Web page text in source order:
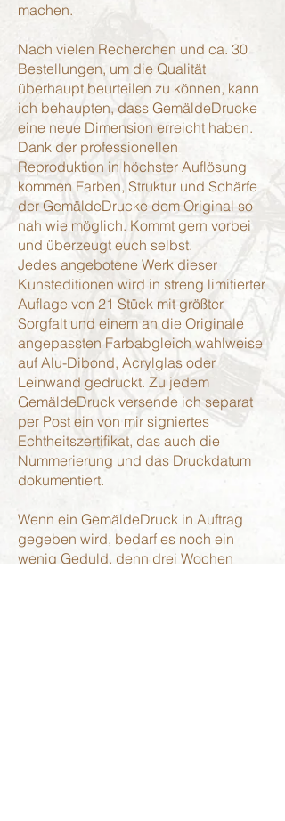
machen.
Nach vielen Recherchen und ca. 30
Bestellungen, um die Qualität
überhaupt beurteilen zu können, kann
ich behaupten, dass GemäldeDrucke
eine neue Dimension erreicht haben.
Dank der professionellen
Reproduktion in höchster Auflösung
kommen Farben, Struktur und Schärfe
der GemäldeDrucke dem Original so
nah wie möglich. Kommt gern vorbei
und überzeugt euch selbst.
Jedes angebotene Werk dieser
Kunsteditionen wird in streng limitierter
Auflage von 21 Stück mit größter
Sorgfalt und einem an die Originale
angepassten Farbabgleich wahlweise
auf Alu-Dibond, Acrylglas oder
Leinwand gedruckt. Zu jedem
GemäldeDruck versende ich separat
per Post ein von mir signiertes
Echtheitszertifikat, das auch die
Nummerierung und das Druckdatum
dokumentiert.
Wenn ein GemäldeDruck in Auftrag
gegeben wird, bedarf es noch ein
wenig Geduld, denn drei Wochen